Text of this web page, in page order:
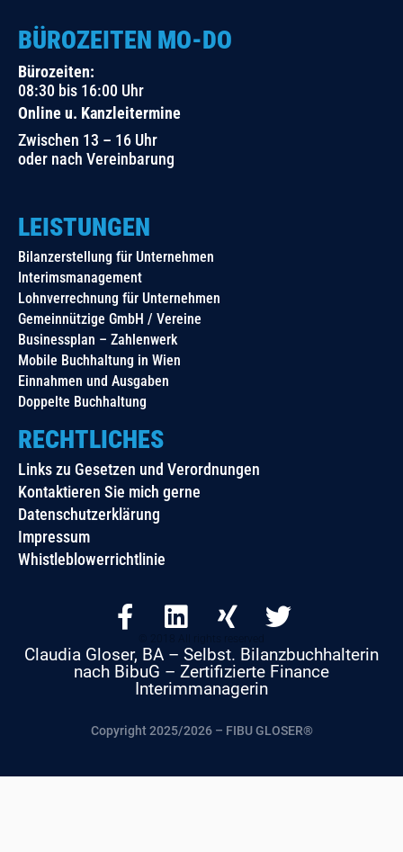
BÜROZEITEN MO-DO
Bürozeiten:
08:30 bis 16:00 Uhr
Online u. Kanzleitermine
Zwischen 13 – 16 Uhr
oder nach Vereinbarung
LEISTUNGEN
Bilanzerstellung für Unternehmen
Interimsmanagement
Lohnverrechnung für Unternehmen
Gemeinnützige GmbH / Vereine
Businessplan – Zahlenwerk
Mobile Buchhaltung in Wien
Einnahmen und Ausgaben
Doppelte Buchhaltung
RECHTLICHES
Links zu Gesetzen und Verordnungen
Kontaktieren Sie mich gerne
Datenschutzerklärung
Impressum
Whistleblowerrichtlinie
a
c
e
b
o
i
n
k
e
i
i
n
g
w
i
t
t
r
Claudia Gloser, BA – Selbst. Bilanzbuchhalterin
nach BibuG – Zertifizierte Finance
Interimmanagerin
Copyright 2025/2026 – FIBU GLOSER®️